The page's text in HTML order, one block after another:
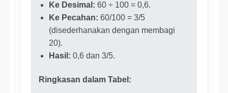
Ke Desimal: 60 ÷ 100 = 0,6.
Ke Pecahan: 60/100 = 3/5
(disederhanakan dengan membagi
20).
Hasil: 0,6 dan 3/5.
Ringkasan dalam Tabel: